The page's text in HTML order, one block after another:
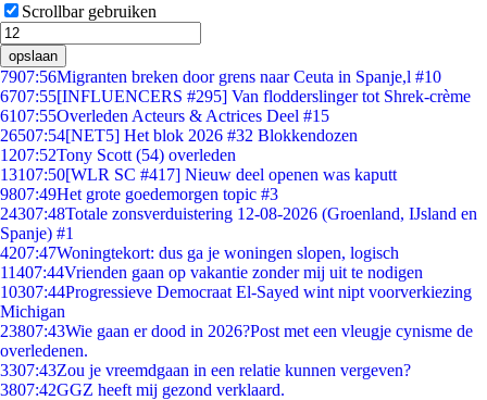
Scrollbar gebruiken
opslaan
7907:56Migranten breken door grens naar Ceuta in Spanje,l #10
6707:55[INFLUENCERS #295] Van flodderslinger tot Shrek-crème
6107:55Overleden Acteurs & Actrices Deel #15
26507:54[NET5] Het blok 2026 #32 Blokkendozen
1207:52Tony Scott (54) overleden
13107:50[WLR SC #417] Nieuw deel openen was kaputt
9807:49Het grote goedemorgen topic #3
24307:48Totale zonsverduistering 12-08-2026 (Groenland, IJsland en
Spanje) #1
4207:47Woningtekort: dus ga je woningen slopen, logisch
11407:44Vrienden gaan op vakantie zonder mij uit te nodigen
10307:44Progressieve Democraat El-Sayed wint nipt voorverkiezing
Michigan
23807:43Wie gaan er dood in 2026?Post met een vleugje cynisme de
overledenen.
3307:43Zou je vreemdgaan in een relatie kunnen vergeven?
3807:42GGZ heeft mij gezond verklaard.